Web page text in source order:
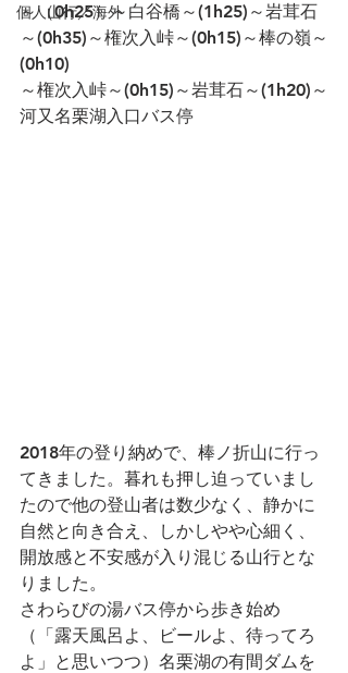
個人山行／海外
～（0h25）～白谷橋～(1h25)～岩茸石
～(0h35)～権次入峠～(0h15)～棒の嶺～
(0h10)
～権次入峠～(0h15)～岩茸石～(1h20)～
河又名栗湖入口バス停
2018年の登り納めで、棒ノ折山に行っ
てきました。暮れも押し迫っていまし
たので他の登山者は数少なく、静かに
自然と向き合え、しかしやや心細く、
開放感と不安感が入り混じる山行とな
りました。
さわらびの湯バス停から歩き始め
（「露天風呂よ、ビールよ、待ってろ
よ」と思いつつ）名栗湖の有間ダムを